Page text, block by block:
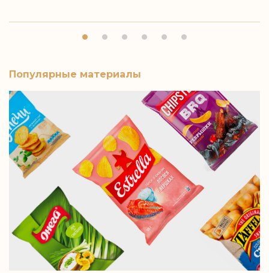
Популярные материалы